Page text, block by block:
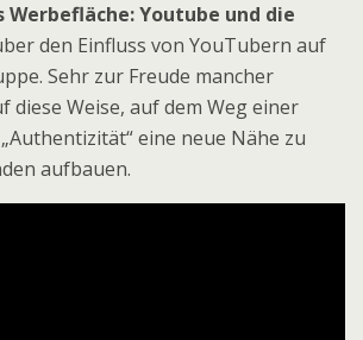
Werbefläche: Youtube und die
den Einfluss von YouTubern auf
Sehr zur Freude mancher
diese Weise, auf dem Weg einer
eine neue Nähe zu
aufbauen.